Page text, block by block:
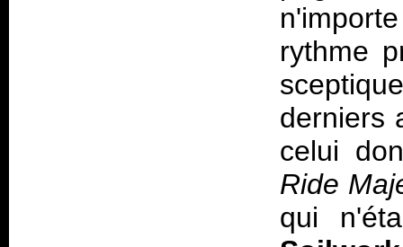
rythme
derniers
celui
Ride
qui